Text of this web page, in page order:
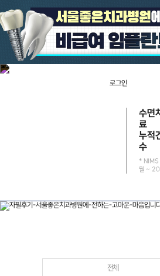
로그인
수면
료
누적
수
* NIMS
월 ~
서울좋은
진료
치
전체